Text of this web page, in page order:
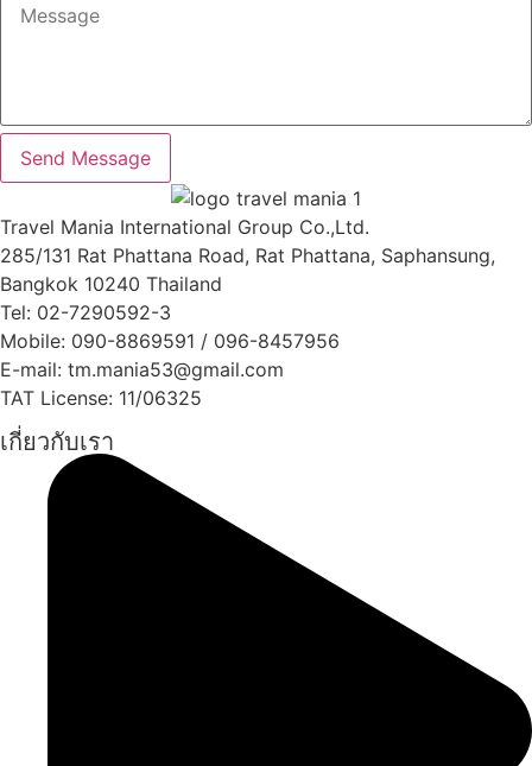
Send Message
Travel Mania International Group Co.,Ltd.
285/131 Rat Phattana Road, Rat Phattana, Saphansung,
Bangkok 10240 Thailand
Tel: 02-7290592-3
Mobile: 090-8869591 / 096-8457956
E-mail: tm.mania53@gmail.com
TAT License: 11/06325
เกี่ยวกับเรา